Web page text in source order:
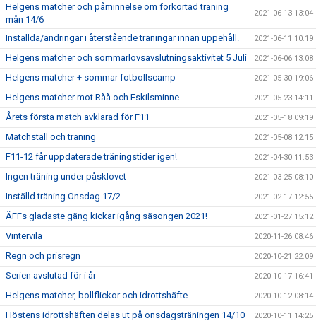
Helgens matcher och påminnelse om förkortad träning
mån 14/6
2021-06-13 13:04
Inställda/ändringar i återstående träningar innan uppehåll. 2021-06-11 10:19
Helgens matcher och sommarlovsavslutningsaktivitet 5 Juli 2021-06-06 13:08
Helgens matcher + sommar fotbollscamp 2021-05-30 19:06
Helgens matcher mot Råå och Eskilsminne 2021-05-23 14:11
Årets första match avklarad för F11 2021-05-18 09:19
Matchställ och träning 2021-05-08 12:15
F11-12 får uppdaterade träningstider igen! 2021-04-30 11:53
Ingen träning under påsklovet 2021-03-25 08:10
Inställd träning Onsdag 17/2 2021-02-17 12:55
ÄFFs gladaste gäng kickar igång säsongen 2021! 2021-01-27 15:12
Vintervila 2020-11-26 08:46
Regn och prisregn 2020-10-21 22:09
Serien avslutad för i år 2020-10-17 16:41
Helgens matcher, bollflickor och idrottshäfte 2020-10-12 08:14
Höstens idrottshäften delas ut på onsdagsträningen 14/10 2020-10-11 14:25